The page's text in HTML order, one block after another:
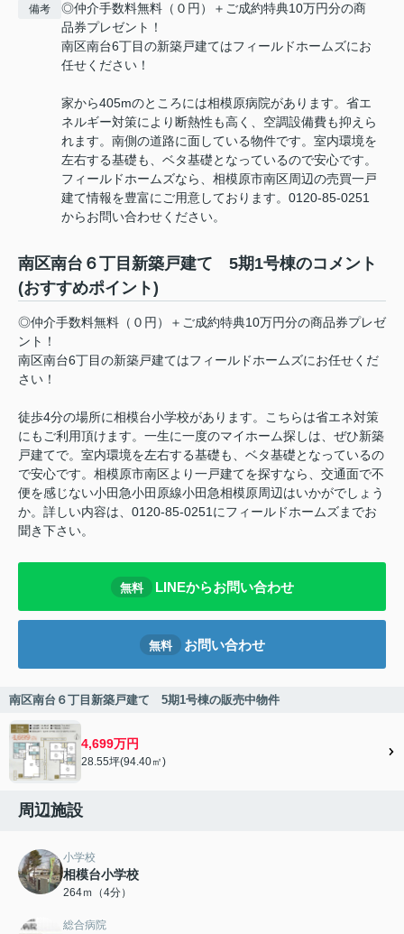
備考
◎仲介手数料無料（０円）＋ご成約特典10万円分の商
品券プレゼント！
南区南台6丁目の新築戸建てはフィールドホームズにお
任せください！
家から405mのところには相模原病院があります。省エ
ネルギー対策により断熱性も高く、空調設備費も抑えら
れます。南側の道路に面している物件です。室内環境を
左右する基礎も、ベタ基礎となっているので安心です。
フィールドホームズなら、相模原市南区周辺の売買一戸
建て情報を豊富にご用意しております。0120-85-0251
からお問い合わせください。
南区南台６丁目新築戸建て 5期1号棟のコメント
(おすすめポイント)
◎仲介手数料無料（０円）＋ご成約特典10万円分の商品券プレゼ
ント！
南区南台6丁目の新築戸建てはフィールドホームズにお任せくだ
さい！
徒歩4分の場所に相模台小学校があります。こちらは省エネ対策
にもご利用頂けます。一生に一度のマイホーム探しは、ぜひ新築
戸建てで。室内環境を左右する基礎も、ベタ基礎となっているの
で安心です。相模原市南区より一戸建てを探すなら、交通面で不
便を感じない小田急小田原線小田急相模原周辺はいかがでしょう
か。詳しい内容は、0120-85-0251にフィールドホームズまでお
聞き下さい。
無料 LINEからお問い合わせ
無料 お問い合わせ
南区南台６丁目新築戸建て 5期1号棟の販売中物件
4,699万円
28.55坪(94.40㎡)
周辺施設
小学校
相模台小学校
264ｍ（4分）
総合病院